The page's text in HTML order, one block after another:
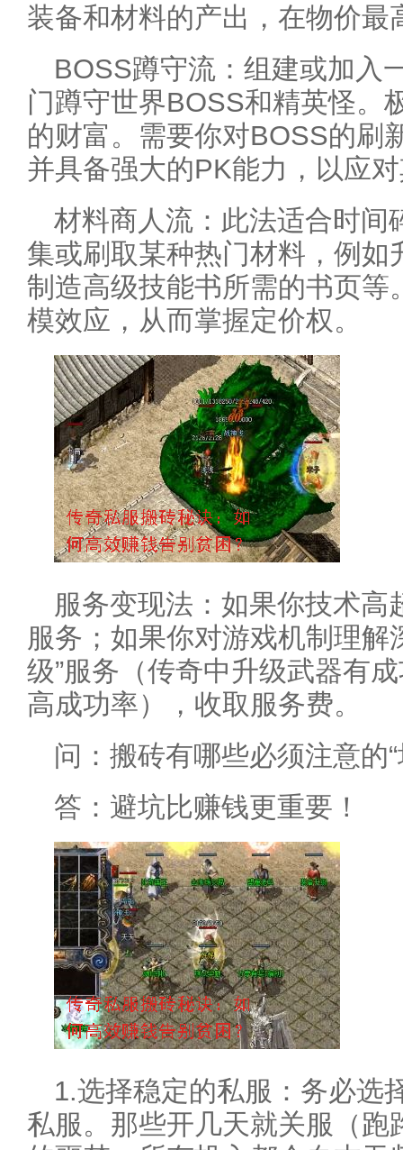
装备和材料的产出，在物价最
BOSS蹲守流：组建或加入
门蹲守世界BOSS和精英怪。
的财富。需要你对BOSS的刷
并具备强大的PK能力，以应
材料商人流：此法适合时间
集或刷取某种热门材料，例如
制造高级技能书所需的书页等
模效应，从而掌握定价权。
服务变现法：如果你技术高
服务；如果你对游戏机制理解
级”服务（传奇中升级武器有
高成功率），收取服务费。
问：搬砖有哪些必须注意的“
答：避坑比赚钱更重要！
1.选择稳定的私服：务必选
私服。那些开几天就关服（跑